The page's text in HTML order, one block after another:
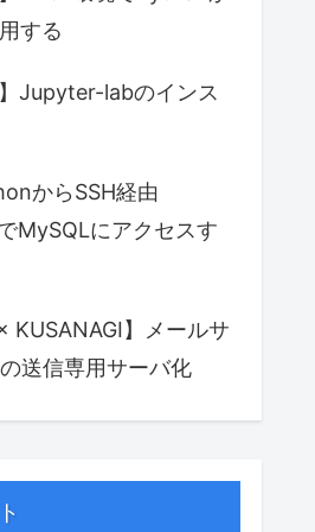
する
Jupyter-labのインス
からSSH経由
MySQLにアクセスす
KUSANAGI】メールサ
送信専用サーバ化